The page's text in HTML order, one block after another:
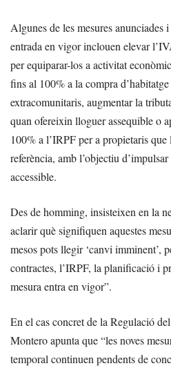
Algunes de les mesures anunciades
entrada en vigor inclouen elevar
per equiparar-los a activitat
fins al 100% a la compra
extracomunitaris, augmentar la
quan ofereixin lloguer assequible o
100% a l’IRPF per a propietaris
referència, amb l’objectiu d’impulsar
accessible.
Des de homming, insisteixen en la
aclarir què signifiquen aquestes
mesos pots llegir ‘canvi imminent’,
contractes, l’IRPF, la planificació i
mesura entra en vigor”.
En el cas concret de la Regulació
Montero apunta que “les noves
temporal continuen pendents de